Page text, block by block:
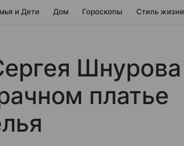
и Дети Дом Гороскопы Стиль жизни
Шнурова
платье